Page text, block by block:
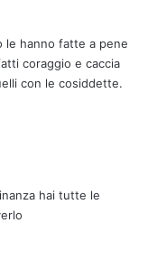
le hanno fatte a pene
coraggio e caccia
con le cosiddette.
hai tutte le